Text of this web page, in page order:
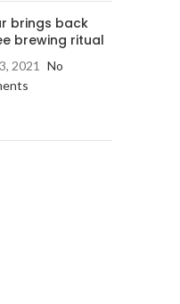
brings back
brewing ritual
2021
No